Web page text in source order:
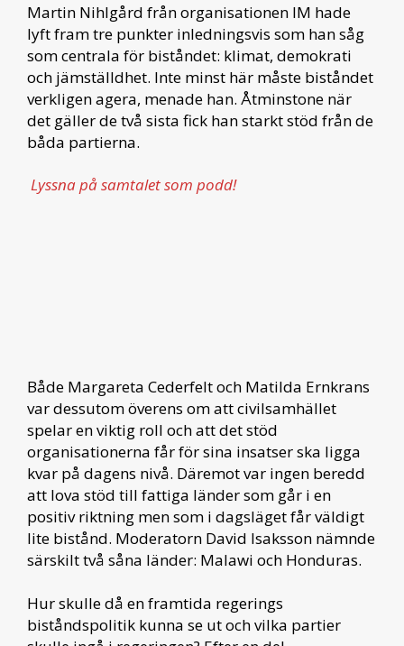
Martin Nihlgård från organisationen IM hade
lyft fram tre punkter inledningsvis som han såg
som centrala för biståndet: klimat, demokrati
och jämställdhet. Inte minst här måste biståndet
verkligen agera, menade han. Åtminstone när
det gäller de två sista fick han starkt stöd från de
båda partierna.
Lyssna på samtalet som podd!
Både Margareta Cederfelt och Matilda Ernkrans
var dessutom överens om att civilsamhället
spelar en viktig roll och att det stöd
organisationerna får för sina insatser ska ligga
kvar på dagens nivå. Däremot var ingen beredd
att lova stöd till fattiga länder som går i en
positiv riktning men som i dagsläget får väldigt
lite bistånd. Moderatorn David Isaksson nämnde
särskilt två såna länder: Malawi och Honduras.
Hur skulle då en framtida regerings
biståndspolitik kunna se ut och vilka partier